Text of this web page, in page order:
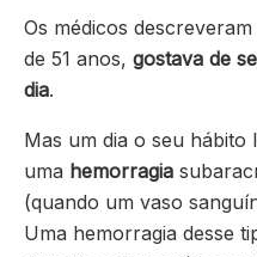
Os médicos
de 51 anos, gostava de
dia.
Mas um dia o seu hábito
uma hemorragia
(quando um vaso
Uma hemorragia desse